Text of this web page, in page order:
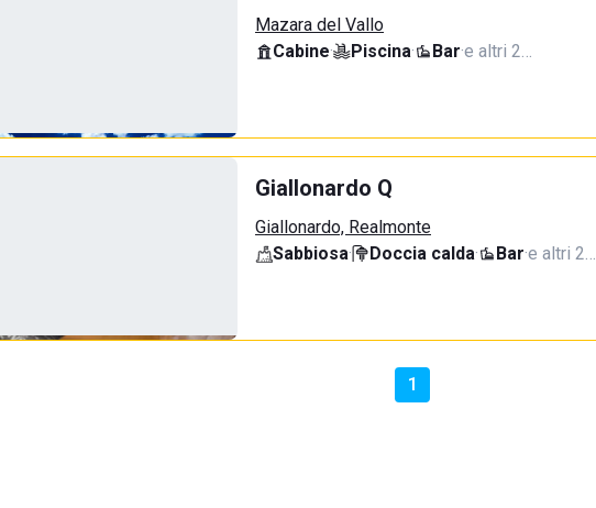
Mazara del Vallo
Cabine· Piscina· Bar·e altri 2…
Giallonardo Q
Giallonardo, Realmonte
Sabbiosa· Doccia calda· Bar·e altri 2…
1